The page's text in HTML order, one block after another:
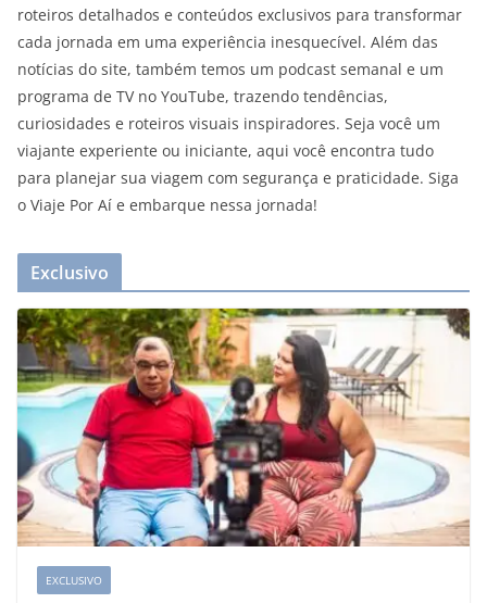
roteiros detalhados e conteúdos exclusivos para transformar
cada jornada em uma experiência inesquecível. Além das
notícias do site, também temos um podcast semanal e um
programa de TV no YouTube, trazendo tendências,
curiosidades e roteiros visuais inspiradores. Seja você um
viajante experiente ou iniciante, aqui você encontra tudo
para planejar sua viagem com segurança e praticidade. Siga
o Viaje Por Aí e embarque nessa jornada!
Exclusivo
EXCLUSIVO